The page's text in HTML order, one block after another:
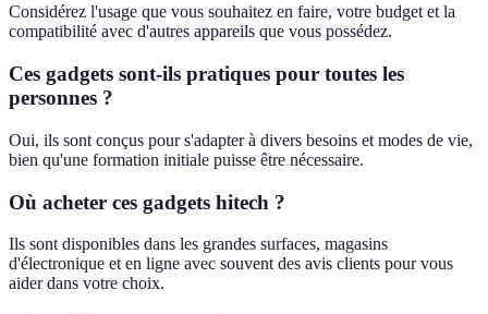
Considérez l'usage que vous souhaitez en faire, votre budget et la
compatibilité avec d'autres appareils que vous possédez.
Ces gadgets sont-ils pratiques pour toutes les
personnes ?
Oui, ils sont conçus pour s'adapter à divers besoins et modes de vie,
bien qu'une formation initiale puisse être nécessaire.
Où acheter ces gadgets hitech ?
Ils sont disponibles dans les grandes surfaces, magasins
d'électronique et en ligne avec souvent des avis clients pour vous
aider dans votre choix.